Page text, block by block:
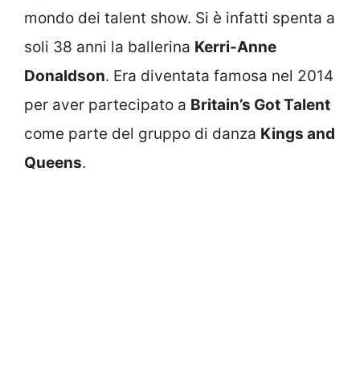
mondo dei talent show. Si è infatti spenta a
soli 38 anni la ballerina Kerri-Anne
Donaldson. Era diventata famosa nel 2014
per aver partecipato a Britain’s Got Talent
come parte del gruppo di danza Kings and
Queens.